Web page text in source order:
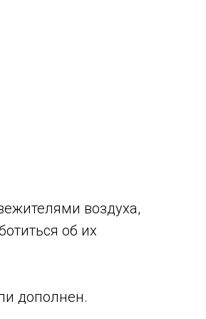
воздуха,
об их
дополнен.